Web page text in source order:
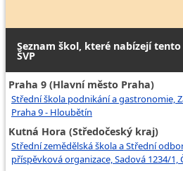
Seznam škol, které nabízejí
ŠVP
Praha 9 (Hlavní město Praha)
Střední škola podnikání a gastronomie,
Praha 9 - Hloubětín
Kutná Hora (Středočeský kraj)
Střední zemědělská škola a Střední
příspěvková organizace, Sadová 1234/1,